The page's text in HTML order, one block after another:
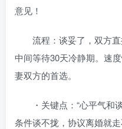
意见！
流程：谈妥了，双方直
中间等待30天冷静期。速
妻双方的首选。
・关键点：“心平气和谈
条件谈不拢，协议离婚就走